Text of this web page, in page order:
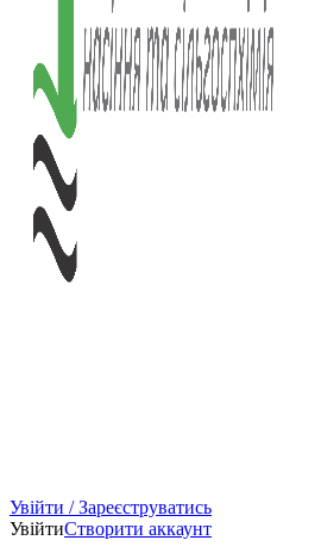
Увійти / Зареєструватись
УвійтиСтворити аккаунт